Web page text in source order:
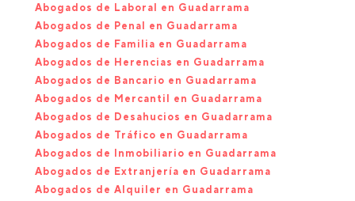
Abogados de Laboral en Guadarrama
Abogados de Penal en Guadarrama
Abogados de Familia en Guadarrama
Abogados de Herencias en Guadarrama
Abogados de Bancario en Guadarrama
Abogados de Mercantil en Guadarrama
Abogados de Desahucios en Guadarrama
Abogados de Tráfico en Guadarrama
Abogados de Inmobiliario en Guadarrama
Abogados de Extranjería en Guadarrama
Abogados de Alquiler en Guadarrama